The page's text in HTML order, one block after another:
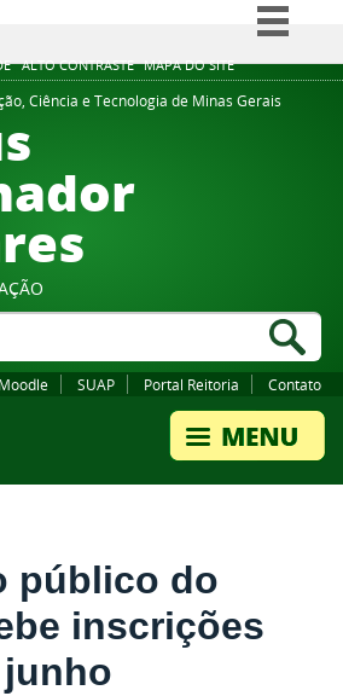
ALTO CONTRASTE MAPA DO SITE
Simplifique!
Comunica BR
Ciência e Tecnologia de Minas Gerais
Moodle SUAP Portal Reitoria Contato
público do
inscrições
junho